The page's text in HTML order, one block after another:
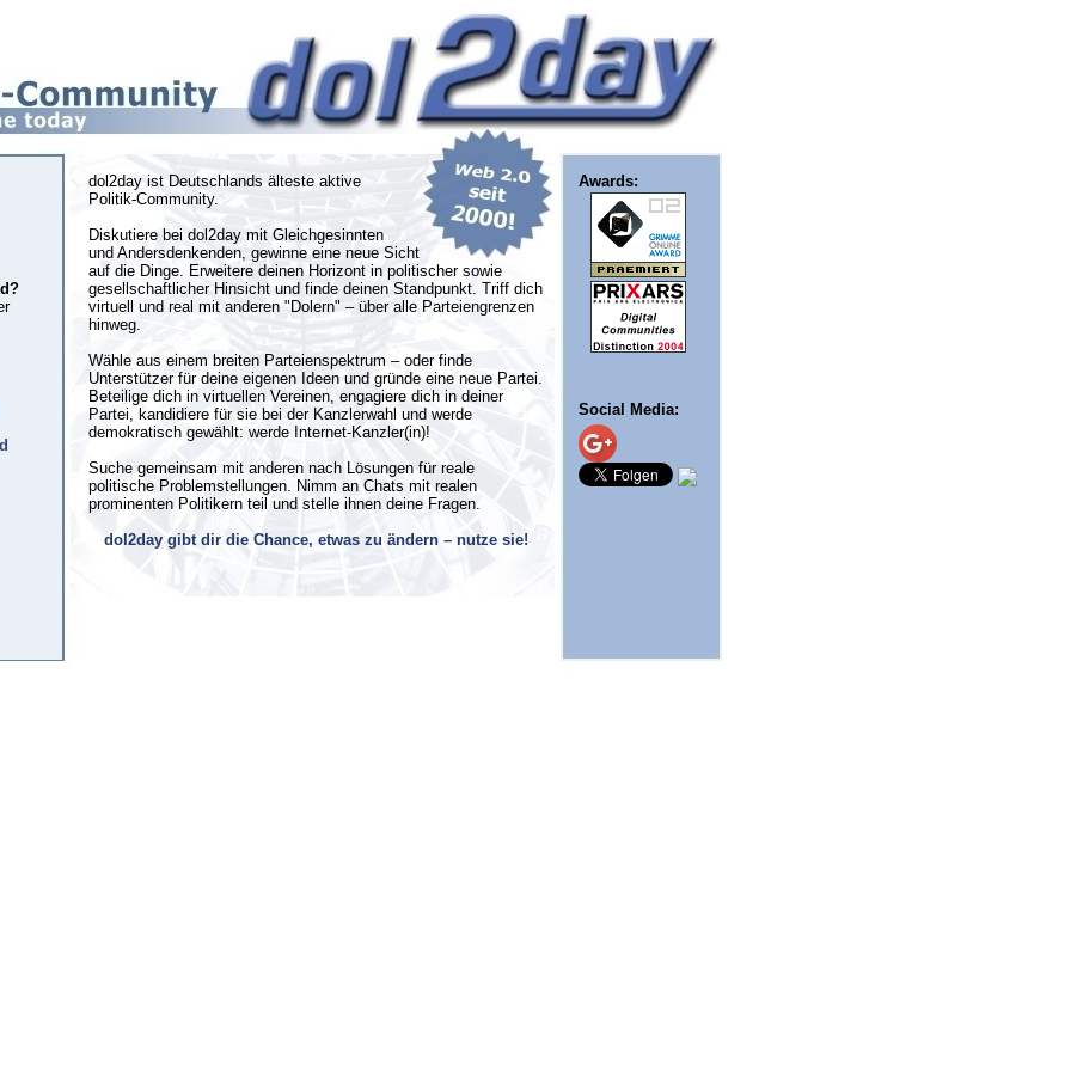
dol2day ist Deutschlands älteste aktive
Politik-Community.
Diskutiere bei dol2day mit Gleichgesinnten
und Andersdenkenden, gewinne eine neue Sicht
auf die Dinge. Erweitere deinen Horizont in politischer sowie
gesellschaftlicher Hinsicht und finde deinen Standpunkt. Triff dich
virtuell und real mit anderen "Dolern" – über alle Parteiengrenzen
hinweg.
Wähle aus einem breiten Parteienspektrum – oder finde
Unterstützer für deine eigenen Ideen und gründe eine neue Partei.
Beteilige dich in virtuellen Vereinen, engagiere dich in deiner
Partei, kandidiere für sie bei der Kanzlerwahl und werde
demokratisch gewählt: werde Internet-Kanzler(in)!
Suche gemeinsam mit anderen nach Lösungen für reale
politische Problemstellungen. Nimm an Chats mit realen
prominenten Politikern teil und stelle ihnen deine Fragen.
dol2day gibt dir die Chance, etwas zu ändern – nutze sie!
Awards:
Social Media: